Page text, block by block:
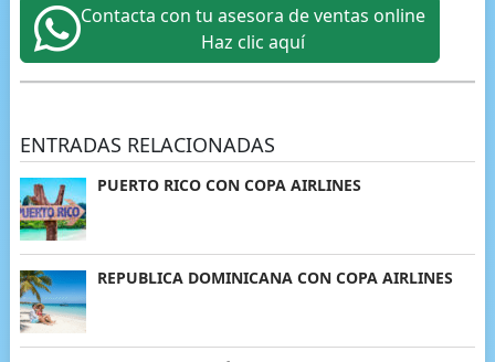
Contacta con tu asesora de ventas online
Haz clic aquí
ENTRADAS RELACIONADAS
PUERTO RICO CON COPA AIRLINES
REPUBLICA DOMINICANA CON COPA AIRLINES